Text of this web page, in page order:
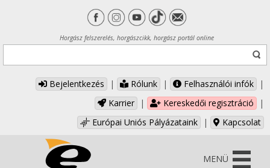
Horgász felszerelés, horgászcikk, horgász portál online
Bejelentkezés | Rólunk | Felhasználói infók
|
Karrier
| Kereskedői regisztráció
|
Európai Uniós Pályázataink
| Kapcsolat
MENÜ